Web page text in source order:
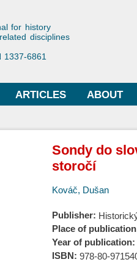
Historiae
for history
disciplines
1337-6861
ARTICLES ABOUT
Sondy do
storočí
Kováč, Dušan
Publisher:
Place of
Year of publication:
ISBN: 978-80-